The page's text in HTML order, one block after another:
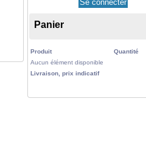
Panier
Produit
Quantité
Aucun élément disponible
Livraison, prix indicatif